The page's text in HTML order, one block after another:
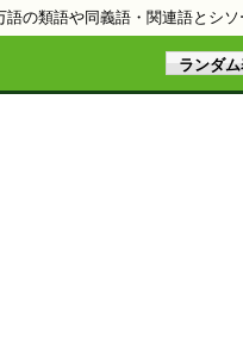
語の類語や同義語・関連語とシソ